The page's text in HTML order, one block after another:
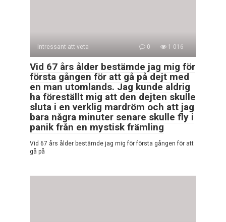
Intressant att veta 0 1 016
Vid 67 års ålder bestämde jag mig för
första gången för att gå på dejt med
en man utomlands. Jag kunde aldrig
ha föreställt mig att den dejten skulle
sluta i en verklig mardröm och att jag
bara några minuter senare skulle fly i
panik från en mystisk främling
Vid 67 års ålder bestämde jag mig för första gången för att
gå på